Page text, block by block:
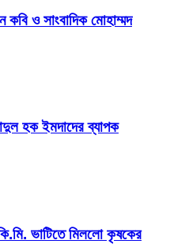
কবি ও সাংবাদিক মোহাম্মদ
হক ইমদাদের ব্যাপক
ভাটিতে মিললো কৃষকের